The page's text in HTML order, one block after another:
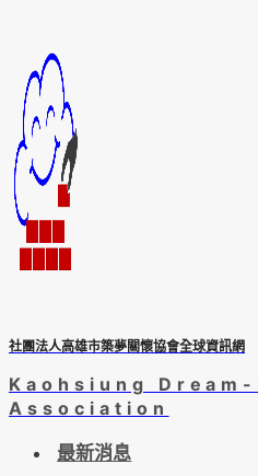
content
社團法人高雄市築夢關懷協會全球資訊網
Kaohsiung
Association
最新消息